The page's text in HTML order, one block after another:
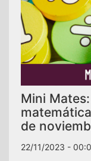
Mini
de
22/11/2023 -